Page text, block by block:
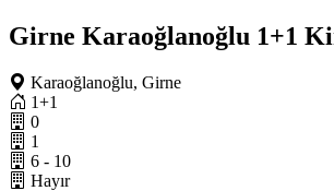
Girne Karaoğlanoğlu 1+1
Karaoğlanoğlu, Girne
1+1
0
1
6 - 10
Hayır